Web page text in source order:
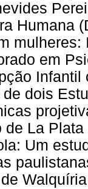
Humana
em
dois
La
Um